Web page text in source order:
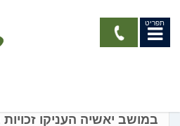
תפריט
במושב יאשיה העניקו זכויות